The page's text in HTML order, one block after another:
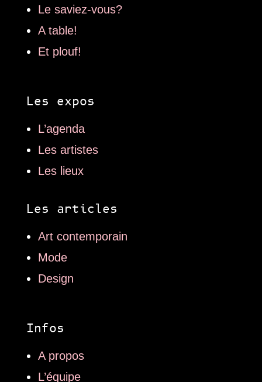
Le saviez-vous?
A table!
Et plouf!
Les expos
L’agenda
Les artistes
Les lieux
Les articles
Art contemporain
Mode
Design
Infos
A propos
L’équipe